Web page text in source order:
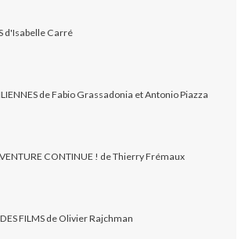
d'Isabelle Carré
de Fabio Grassadonia et Antonio Piazza
CONTINUE ! de Thierry Frémaux
DES FILMS de Olivier Rajchman